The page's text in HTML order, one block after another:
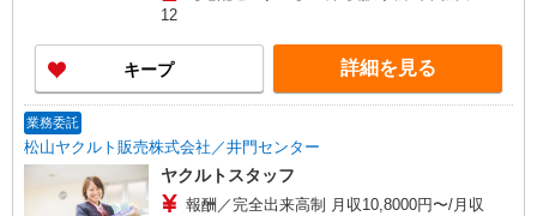
か月 ［1］扶養内の場合 10.2万/月 ［2］扶養外
修期間を除く） ※研修期間中は日当支払いあり 収
入保障期間：4か月
12
キープ 詳細を見る
業務委託
松山ヤクルト販売株式会社／井門センター
ヤクルトスタッフ
報酬／完全出来高制 月収10,8000円〜/月収